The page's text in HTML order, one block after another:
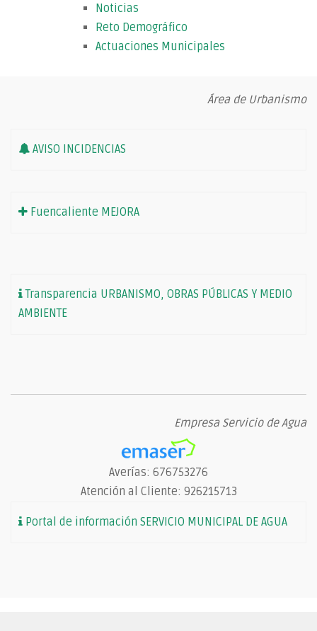
Noticias
Reto Demográfico
Actuaciones Municipales
Área de Urbanismo
AVISO INCIDENCIAS
Fuencaliente MEJORA
Transparencia URBANISMO, OBRAS PÚBLICAS Y MEDIO
AMBIENTE
Empresa Servicio de Agua
Averías: 676753276
Atención al Cliente: 926215713
Portal de información SERVICIO MUNICIPAL DE AGUA